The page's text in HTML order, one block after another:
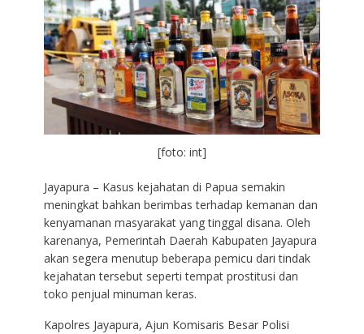
[foto: int]
Jayapura – Kasus kejahatan di Papua semakin
meningkat bahkan berimbas terhadap kemanan dan
kenyamanan masyarakat yang tinggal disana. Oleh
karenanya, Pemerintah Daerah Kabupaten Jayapura
akan segera menutup beberapa pemicu dari tindak
kejahatan tersebut seperti tempat prostitusi dan
toko penjual minuman keras.
Kapolres Jayapura, Ajun Komisaris Besar Polisi